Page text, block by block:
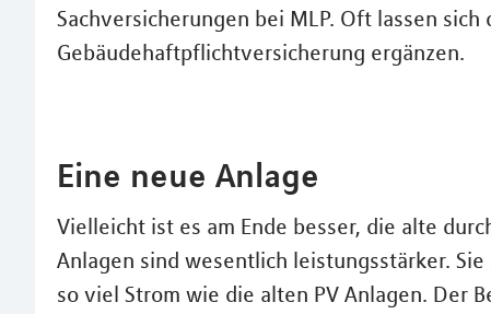
Sachversicherungen bei MLP. Oft lassen
Gebäudehaftpflichtversicherung ergänzen.
Eine neue Anlage
Vielleicht ist es am Ende besser, die alte
Anlagen sind wesentlich leistungsstärker.
so viel Strom wie die alten PV Anlagen. Der